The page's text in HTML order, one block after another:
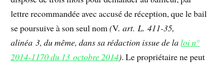
lettre recommandée avec accusé de réception, que le bail
se poursuive à son seul nom(V.art. L. 411-35,
alinéa 3, du même, dans sa rédaction issue de laloi n°
2014-1170 du 13 octobre 2014). Le propriétaire ne peut